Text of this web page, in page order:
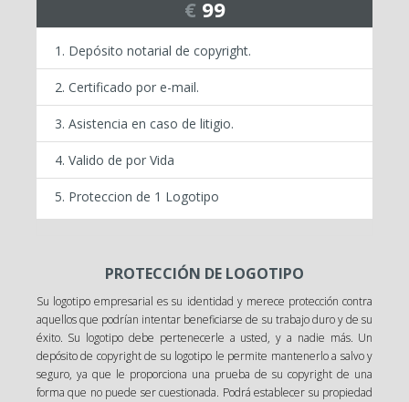
€ 99
Depósito notarial de copyright.
Certificado por e-mail.
Asistencia en caso de litigio.
Valido de por Vida
Proteccion de 1 Logotipo
PROTECCIÓN DE LOGOTIPO
Su logotipo empresarial es su identidad y merece protección contra
aquellos que podrían intentar beneficiarse de su trabajo duro y de su
éxito. Su logotipo debe pertenecerle a usted, y a nadie más. Un
depósito de copyright de su logotipo le permite mantenerlo a salvo y
seguro, ya que le proporciona una prueba de su copyright de una
forma que no puede ser cuestionada. Podrá establecer su propiedad